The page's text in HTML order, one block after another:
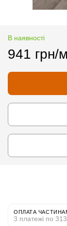
В наявності
941 грн/
ОПЛАТА
3 платежі по